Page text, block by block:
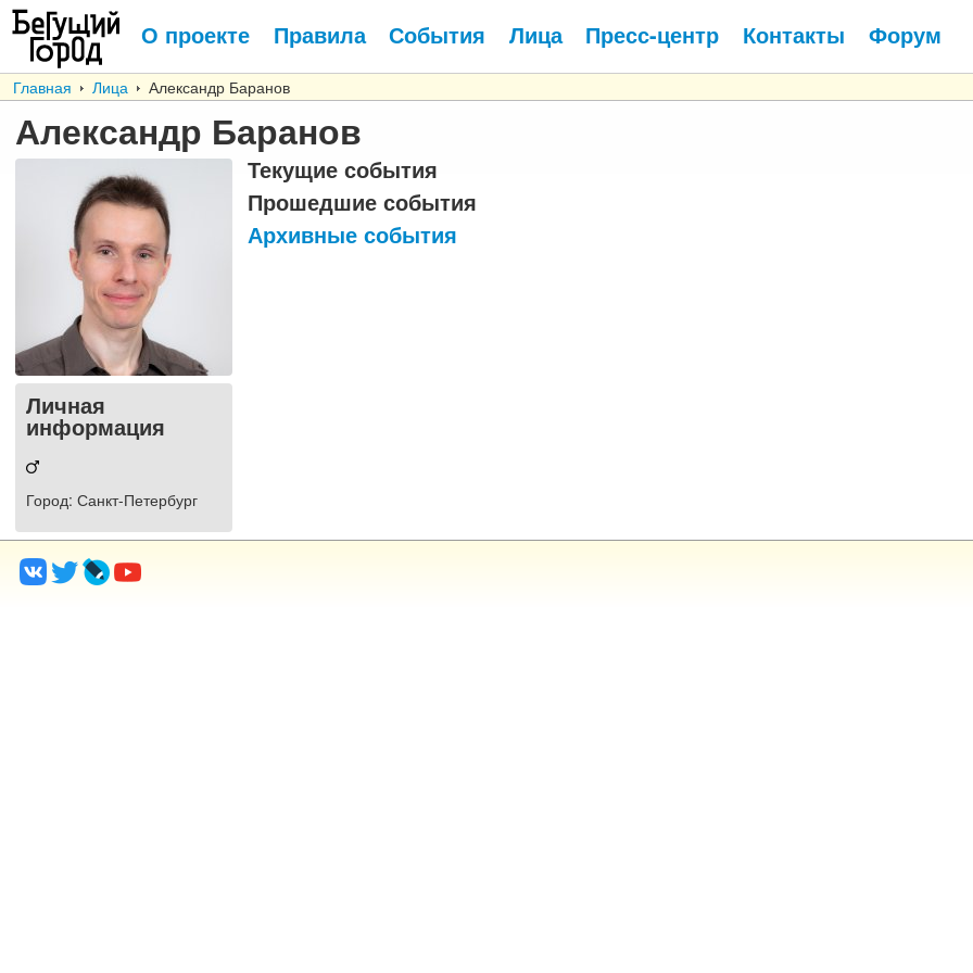
О проекте Правила События Лица Пресс-центр Контакты Форум
Главная Лица Александр Баранов
Александр Баранов
Личная
информация
Город: Санкт-Петербург
Текущие события
Прошедшие события
Архивные события